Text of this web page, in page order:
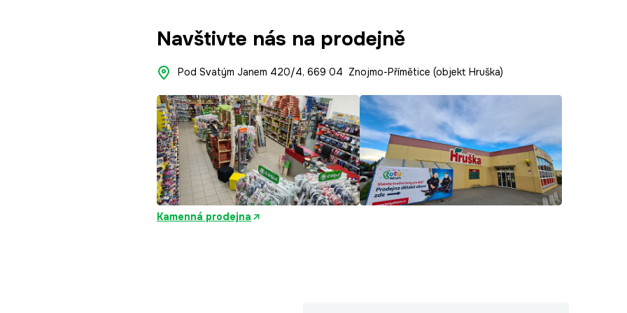
Navštivte nás na prodejně
Pod Svatým Janem 420/4, 669 04 Znojmo-Přímětice (objekt Hruška)
Kamenná prodejna